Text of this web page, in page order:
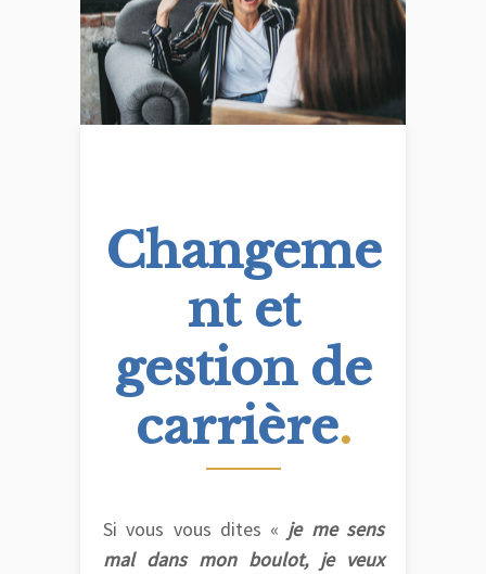
Changeme
nt et
gestion de
carrière.
Si vous vous dites « je me sens
mal dans mon boulot, je veux